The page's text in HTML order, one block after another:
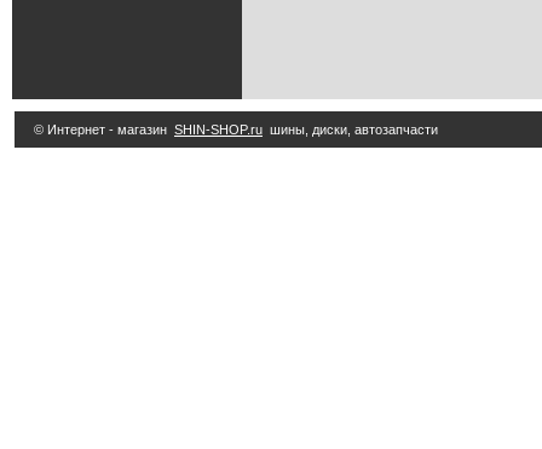
© Интернет - магазин SHIN-SHOP.ru шины, диски, автозапчасти